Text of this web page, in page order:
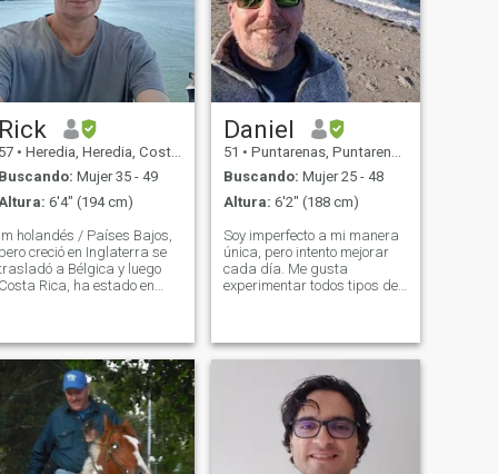
Rick
57 • Heredia, Heredia, Costa Rica
Buscando: Mujer 35 - 49
Altura: 6'4" (194 cm)
Im holandés / Países Bajos,
pero creció en Inglaterra se
a Bélgica y luego
Costa Rica, ha estado en
por el mundo con el
amor de mi vida, o encontrar
a una buena persona y
establecerme con ella.
Daniel
51 • Puntarenas, Puntarenas, Costa Rica
Buscando: Mujer 25 - 48
Altura: 6'2" (188 cm)
Soy imperfecto a mi manera
única, pero intento mejorar
cada día. Me gusta
experimentar todos tipos de
todas maneras, incluyendo
pensado aún. Esto